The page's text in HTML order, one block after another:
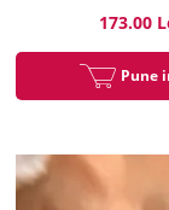
173.00
Pune